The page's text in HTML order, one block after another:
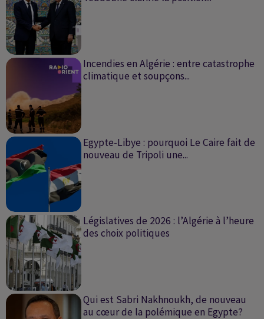
Incendies en Algérie : entre catastrophe
climatique et soupçons...
Egypte-Libye : pourquoi Le Caire fait de
nouveau de Tripoli une...
Législatives de 2026 : l’Algérie à l’heure
des choix politiques
Qui est Sabri Nakhnoukh, de nouveau
au cœur de la polémique en Egypte?